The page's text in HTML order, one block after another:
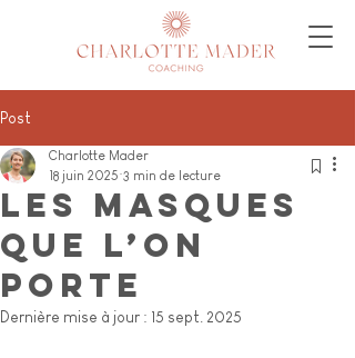
Post
Les masques
que l’on
porte
Charlotte Mader
18 juin 2025 3 min de lecture
Dernière mise à jour : 15 sept. 2025